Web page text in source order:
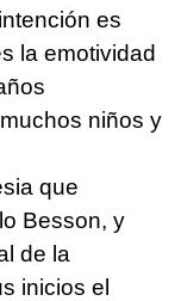
es
la emotividad
niños y
que
Besson, y
de la
inicios el